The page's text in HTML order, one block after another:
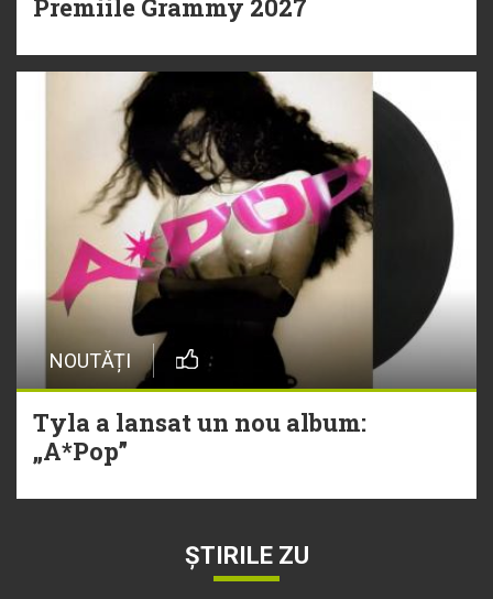
Premiile Grammy 2027
NOUTĂȚI
Tyla a lansat un nou album:
„A*Pop”
ȘTIRILE ZU